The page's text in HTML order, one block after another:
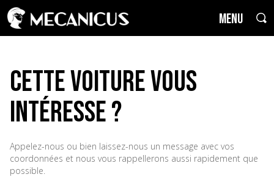
MENU
cette voiture vous
intéresse ?
Appelez-nous ou bien laissez-nous un message avec vos
coordonnées et nous vous rappellerons aussi rapidement que
possible.